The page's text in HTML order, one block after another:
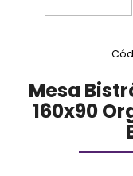
Mesa
160x90